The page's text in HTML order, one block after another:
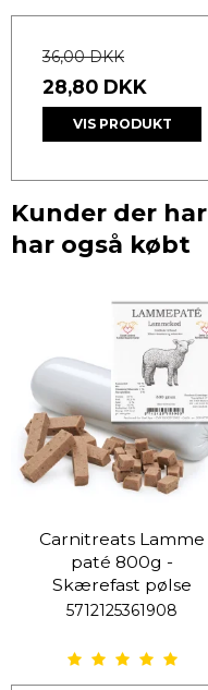
36,00 DKK
28,80 DKK
VIS PRODUKT
Kunder der
har også købt
Carnitreats Lamme
paté 800g -
Skærefast pølse
5712125361908